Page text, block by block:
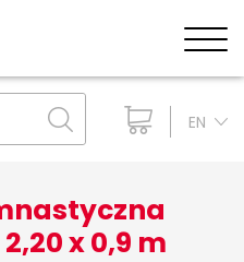
EN
x 0,9 m